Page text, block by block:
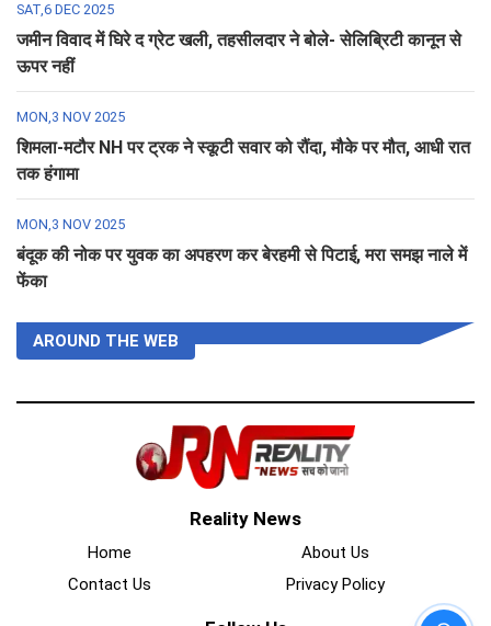
SAT,6 DEC 2025
जमीन विवाद में घिरे द ग्रेट खली, तहसीलदार ने बोले- सेलिब्रिटी कानून से
ऊपर नहीं
MON,3 NOV 2025
शिमला-मटौर NH पर ट्रक ने स्कूटी सवार को रौंदा, मौके पर मौत, आधी रात
तक हंगामा
MON,3 NOV 2025
बंदूक की नोक पर युवक का अपहरण कर बेरहमी से पिटाई, मरा समझ नाले में
फेंका
AROUND THE WEB
Reality News
Home
About Us
Contact Us
Privacy Policy